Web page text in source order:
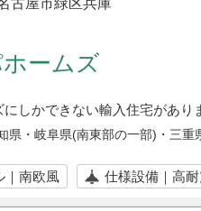
古屋市緑区兵庫
ームズ
しかできない輸入住宅があり
県・岐阜県(南東部の一部)・三重
｜南欧風 仕様設備｜高耐